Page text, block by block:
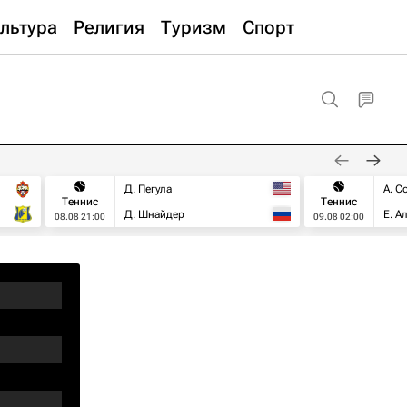
Религия Туризм Спорт
Теннис
08.08 21:00
Д. Пегула
Д. Шнайдер
Теннис
09.08 02:00
А.
Е.